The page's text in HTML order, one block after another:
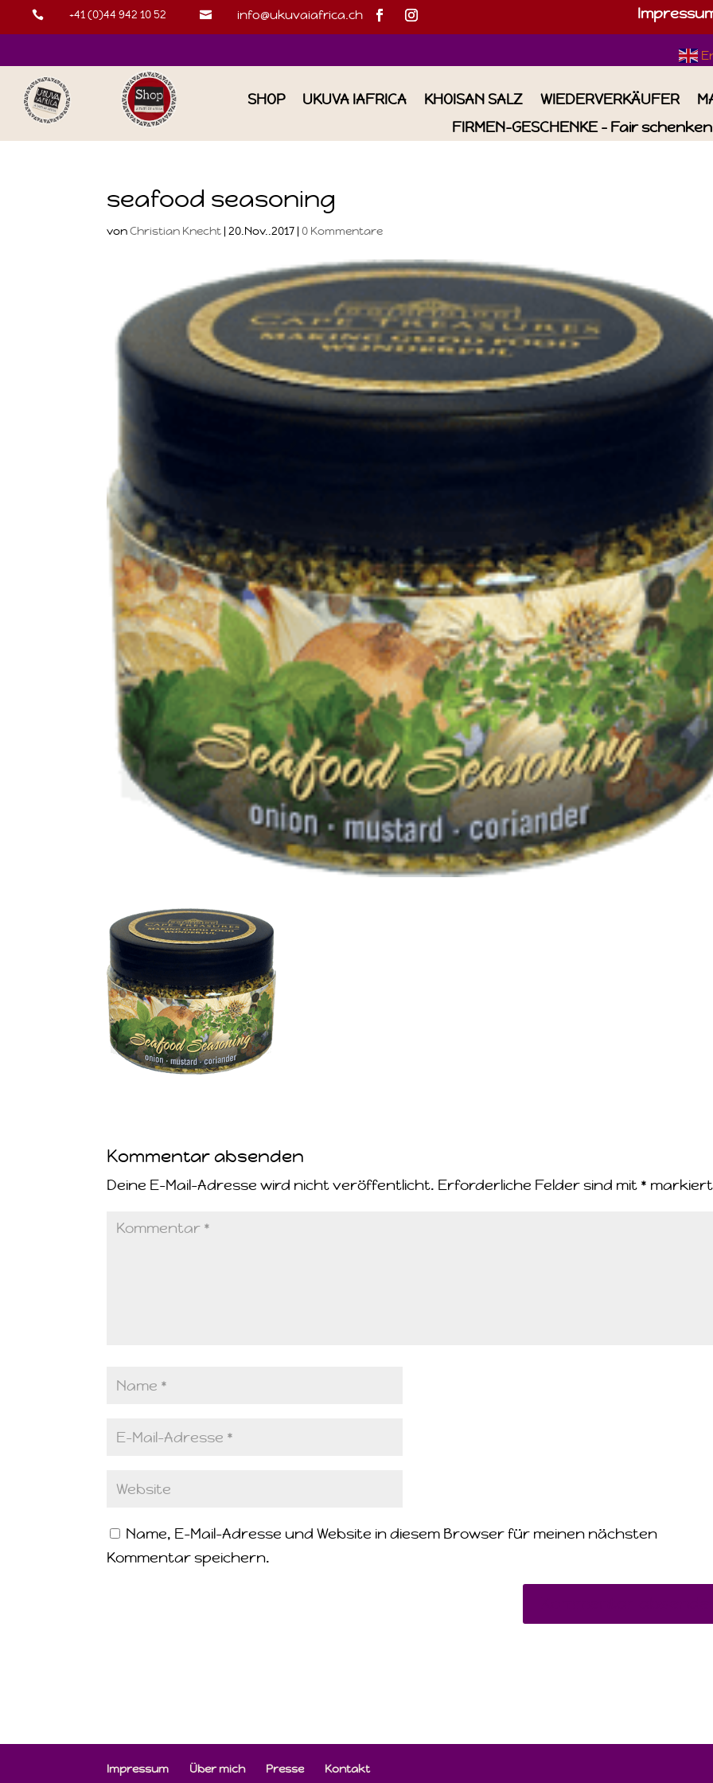
 +41 (0)44 942 10 52  info@ukuvaiafrica.ch
SHOP UKUVA IAFRICA KHOISAN SALZ WIEDERVERKÄUFER
FIRMEN-GESCHENKE – Fair
seafood seasoning
vonChristian Knecht |20.Nov..2017 |0 Kommentare
Kommentar absenden
Deine E-Mail-Adresse wird nicht veröffentlicht. Erforderliche Felder sind mit * markiert
Name, E-Mail-Adresse und Website in diesem Browser für meinen nächsten
Kommentar speichern.
Impressum Über mich Presse Kontakt